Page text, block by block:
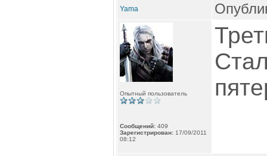
Yama
Опытный пользователь
Сообщений: 409
Зарегистрирован: 17/09/2011
08:12